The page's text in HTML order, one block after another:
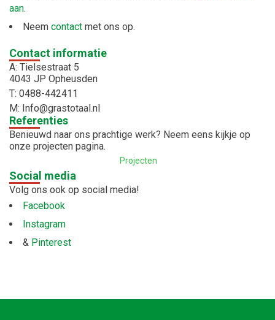
aan.
Neem contact met ons op.
Contact informatie
A: Tielsestraat 5
4043 JP Opheusden
T: 0488-442411
M: Info@grastotaal.nl
Referenties
Benieuwd naar ons prachtige werk? Neem eens kijkje op
onze projecten pagina.
Projecten
Social media
Volg ons ook op social media!
Facebook
Instagram
& Pinterest